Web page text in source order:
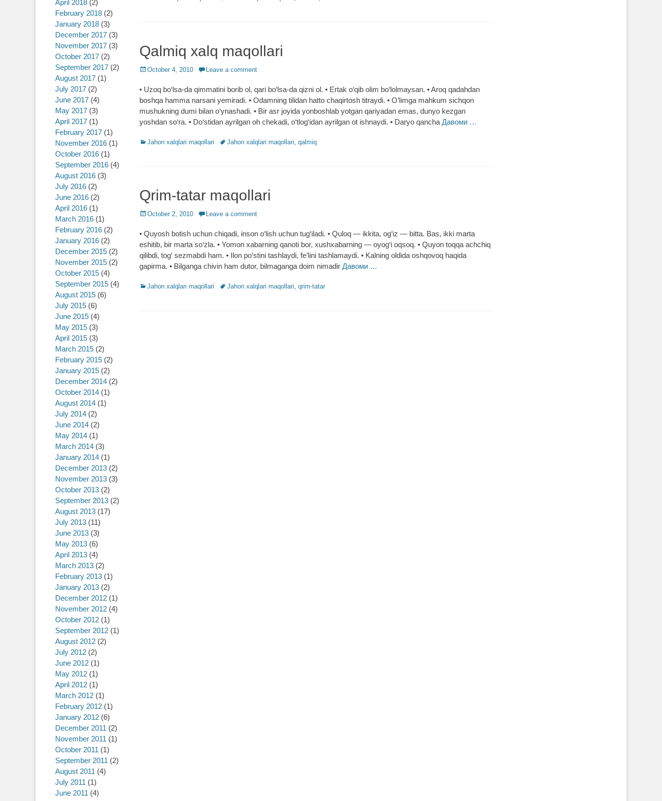
Qalmiq xalq maqollari
Posted
October 4, 2010 Leave a comment
• Uzoq bo‘lsa-da qimmatini borib ol, qari bo‘lsa-da qizni ol. • Ertak o‘qib olim bo‘lolmaysan. • Aroq qadahdan
boshqa hamma narsani yemiradi. • Odamning tilidan hatto chaqirtosh titraydi. • O’limga mahkum sichqon
mushukning dumi bilan o‘ynashadi. • Bir asr joyida yonboshlab yotgan qariyadan emas, dunyo kezgan
yoshdan so‘ra. • Do‘stidan ayrilgan oh chekadi, o‘tlog‘idan ayrilgan ot ishnaydi. • Daryo qancha Давоми …
Categories
Jahon xalqlari maqollari TagsJahon xalqlari maqollari, qalmiq
Qrim-tatar maqollari
Posted
October 2, 2010 Leave a comment
• Quyosh botish uchun chiqadi, inson o‘lish uchun tug‘iladi. • Quloq ― ikkita, og‘iz ― bitta. Bas, ikki marta
eshitib, bir marta so‘zla. • Yomon xabarning qanoti bor, xushxabarning ― oyog‘i oqsoq. • Quyon toqqa achchiq
qilibdi, tog‘ sezmabdi ham. • Ilon po‘stini tashlaydi, fe’lini tashlamaydi. • Kalning oldida oshqovoq haqida
gapirma. • Bilganga chivin ham dutor, bilmaganga doim nimadir Давоми …
Categories
Jahon xalqlari maqollari TagsJahon xalqlari maqollari, qrim-tatar
April 2018 (2)
February 2018 (2)
January 2018 (3)
December 2017 (3)
November 2017 (3)
October 2017 (2)
September 2017 (2)
August 2017 (1)
July 2017 (2)
June 2017 (4)
May 2017 (3)
April 2017 (1)
February 2017 (1)
November 2016 (1)
October 2016 (1)
September 2016 (4)
August 2016 (3)
July 2016 (2)
June 2016 (2)
April 2016 (1)
March 2016 (1)
February 2016 (2)
January 2016 (2)
December 2015 (2)
November 2015 (2)
October 2015 (4)
September 2015 (4)
August 2015 (6)
July 2015 (6)
June 2015 (4)
May 2015 (3)
April 2015 (3)
March 2015 (2)
February 2015 (2)
January 2015 (2)
December 2014 (2)
October 2014 (1)
August 2014 (1)
July 2014 (2)
June 2014 (2)
May 2014 (1)
March 2014 (3)
January 2014 (1)
December 2013 (2)
November 2013 (3)
October 2013 (2)
September 2013 (2)
August 2013 (17)
July 2013 (11)
June 2013 (3)
May 2013 (6)
April 2013 (4)
March 2013 (2)
February 2013 (1)
January 2013 (2)
December 2012 (1)
November 2012 (4)
October 2012 (1)
September 2012 (1)
August 2012 (2)
July 2012 (2)
June 2012 (1)
May 2012 (1)
April 2012 (1)
March 2012 (1)
February 2012 (1)
January 2012 (6)
December 2011 (2)
November 2011 (1)
October 2011 (1)
September 2011 (2)
August 2011 (4)
July 2011 (1)
June 2011 (4)